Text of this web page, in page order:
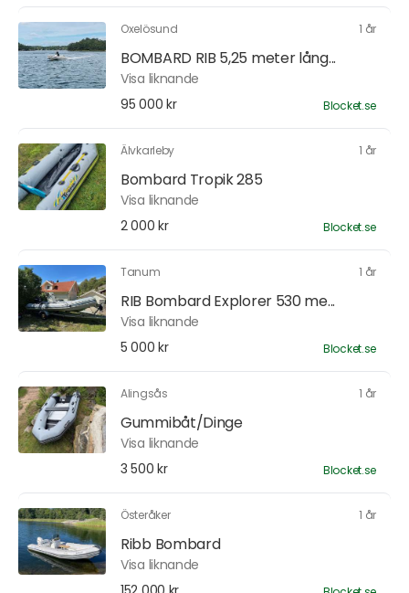
Oxelösund 1 år
BOMBARD RIB 5,25 meter lång...
Visa liknande
95 000 kr
Blocket.se
Älvkarleby 1 år
Bombard Tropik 285
Visa liknande
2 000 kr
Blocket.se
Tanum 1 år
RIB Bombard Explorer 530 me...
Visa liknande
5 000 kr
Blocket.se
Alingsås 1 år
Gummibåt/Dinge
Visa liknande
3 500 kr
Blocket.se
Österåker 1 år
Ribb Bombard
Visa liknande